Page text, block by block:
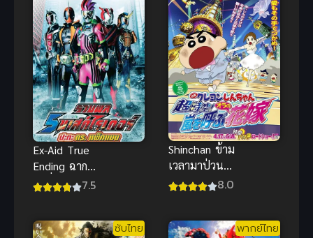
Ex-Aid True
Ending ฉาก
จบที่แท้จริง
ยอดเยี่ยม
7.5
Shinchan ข้าม
เวลามาป่วน
โลก ชินจังมูฟ
สุดซึ้ง
8.0
ซับไทย พากย์ไทย